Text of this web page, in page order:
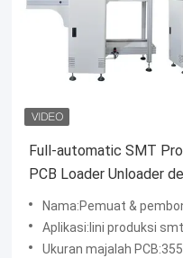
Full-automatic SMT
PCB Loader Unloader
Control System dan
Interface Compatibility
Nama:Pemuat &
Aplikasi:lini produksi smt
Ukuran majalah PCB:355*320*565mm; 460*400*565mm;